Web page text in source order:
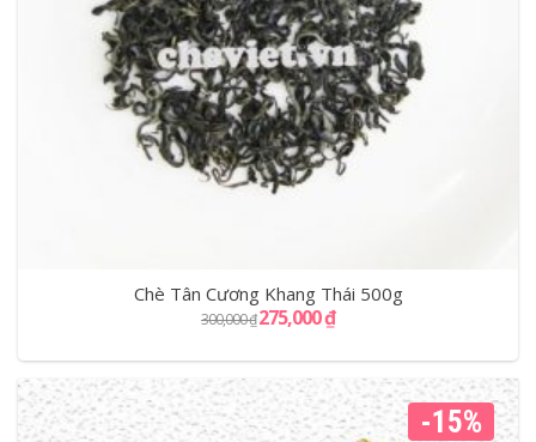
Chè Tân Cương Khang Thái 500g
300,000₫275,000₫
-15%